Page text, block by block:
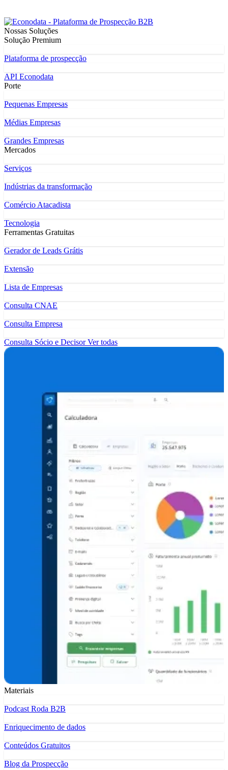
Nossas Soluções
Solução Premium
Plataforma de prospecção
API Econodata
Porte
Pequenas Empresas
Médias Empresas
Grandes Empresas
Mercados
Serviços
Indústrias da transformação
Comércio Atacadista
Tecnologia
Ferramentas Gratuitas
Gerador de Leads Grátis
Extensão
Lista de Empresas
Consulta CNAE
Consulta Empresa
Consulta Sócio e DecisorVer todas
Materiais
Podcast Roda B2B
Enriquecimento de dados
Conteúdos Gratuitos
Blog da Prospecção